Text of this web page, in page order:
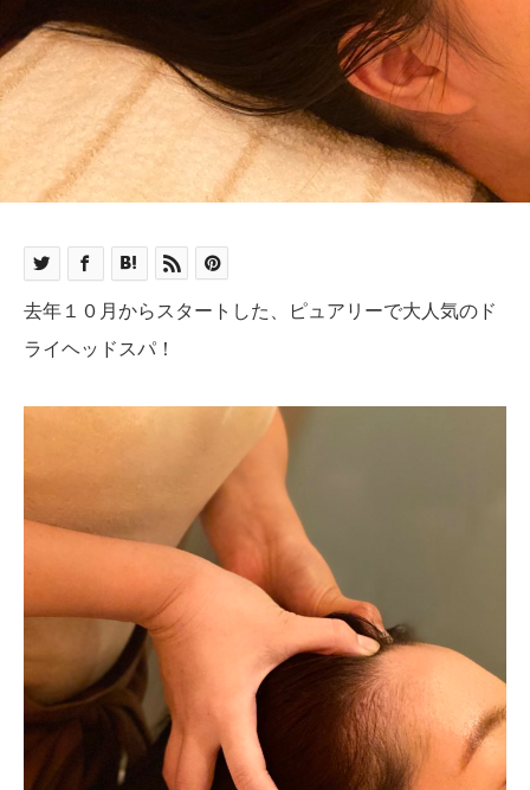
去年１０月からスタートした、ピュアリーで大人気のド
ライヘッドスパ！